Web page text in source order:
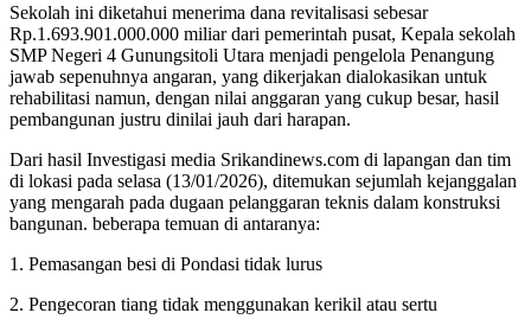
Sekolah ini diketahui menerima dana revitalisasi sebesar
Rp.1.693.901.000.000 miliar dari pemerintah pusat, Kepala sekolah
SMP Negeri 4 Gunungsitoli Utara menjadi pengelola Penangung
jawab sepenuhnya angaran, yang dikerjakan dialokasikan untuk
rehabilitasi namun, dengan nilai anggaran yang cukup besar, hasil
pembangunan justru dinilai jauh dari harapan.
Dari hasil Investigasi media Srikandinews.com di lapangan dan tim
di lokasi pada selasa (13/01/2026), ditemukan sejumlah kejanggalan
yang mengarah pada dugaan pelanggaran teknis dalam konstruksi
bangunan. beberapa temuan di antaranya:
1. Pemasangan besi di Pondasi tidak lurus
2. Pengecoran tiang tidak menggunakan kerikil atau sertu